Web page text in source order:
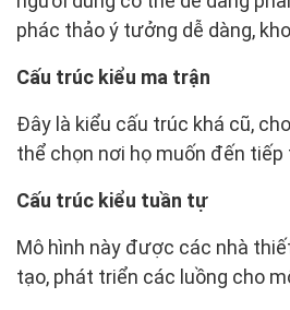
phác thảo ý tưởng dễ dàng,
Cấu trúc kiểu ma trận
Đây là kiểu cấu trúc khá cũ,
thể chọn nơi họ muốn đến tiếp
Cấu trúc kiểu tuần tự
Mô hình này được các nhà
tạo, phát triển các luồng cho